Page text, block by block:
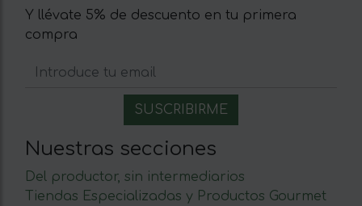
Y llévate 5% de descuento en tu primera
compra
Nuestras secciones
Del productor, sin intermediarios
Tiendas Especializadas y Productos Gourmet